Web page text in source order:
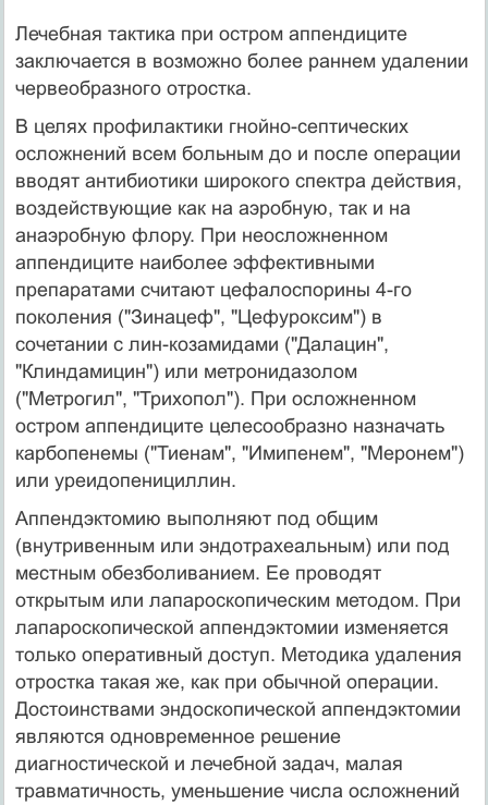
Лечебная тактика при остром аппендиците
заключается в воз­можно более раннем удалении
червеобразного отростка.
В целях профилактики гнойно-септических
осложнений всем больным до и после операции
вводят антибиотики широкого спектра действия,
воз­действующие как на аэробную, так и на
анаэробную флору. При неосложненном
аппендиците наиболее эффективными
препаратами считают цефалоспорины 4-го
поколения ("Зинацеф", "Цефуроксим") в
сочетании с лин-козамидами ("Далацин",
"Клиндамицин") или метронидазолом
("Метрогил", "Трихопол"). При осложненном
остром аппендиците целесообразно назна­чать
карбопенемы ("Тиенам", "Имипенем", "Меронем")
или уреидопенициллин.
Аппендэктомию выполняют под общим
(внутривенным или эндотрахеальным) или под
местным обезболиванием. Ее проводят
открытым или ла­пароскопическим методом. При
лапароскопической аппендэктомии изме­няется
только оперативный доступ. Методика удаления
отростка такая же, как при обычной операции.
Достоинствами эндоскопической аппендэктомии
являются одновременное решение
диагностической и лечебной задач, малая
травматичность, уменьшение числа осложнений